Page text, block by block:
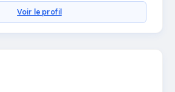
Voir le profil